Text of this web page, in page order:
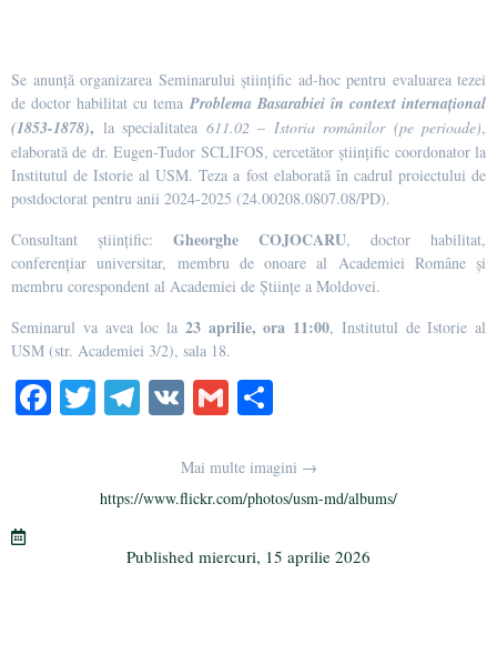
Se anunță organizarea Seminarului științific ad-hoc pentru evaluarea tezei
de doctor habilitat cu tema Problema Basarabiei în context internațional
(1853-1878), la specialitatea 611.02 – Istoria românilor (pe perioade),
elaborată de dr. Eugen-Tudor SCLIFOS, cercetător științific coordonator la
Institutul de Istorie al USM. Teza a fost elaborată în cadrul proiectului de
postdoctorat pentru anii 2024-2025 (24.00208.0807.08/PD).
Consultant științific: Gheorghe COJOCARU, doctor habilitat,
conferențiar universitar, membru de onoare al Academiei Române și
membru corespondent al Academiei de Științe a Moldovei.
Seminarul va avea loc la 23 aprilie, ora 11:00, Institutul de Istorie al
USM (str. Academiei 3/2), sala 18.
Fa T
r
Te
a
m
V G
ailaj
ea
ză
Mai multe imagini →
https://www.flickr.com/photos/usm-md/albums/
Published miercuri, 15 aprilie 2026